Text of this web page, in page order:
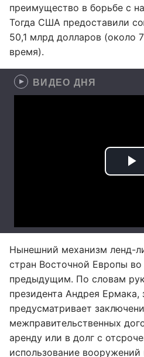
преимущество в борьбе с
Тогда США предоставили
50,1 млрд долларов (около
время).
ВИДЕО ДНЯ
Нынешний механизм ленд-
стран Восточной Европы
предыдущим. По словам
президента Андрея Ермака,
предусматривает
межправительственных
аренду или в долг с
использование вооружений